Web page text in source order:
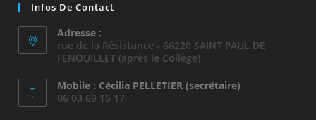
Infos De Contact
Adresse :
rue de la Résistance - 66220 SAINT PAUL DE
FENOUILLET (après le Collège)
Mobile : Cécilia PELLETIER (secrétaire)
06 03 69 15 17